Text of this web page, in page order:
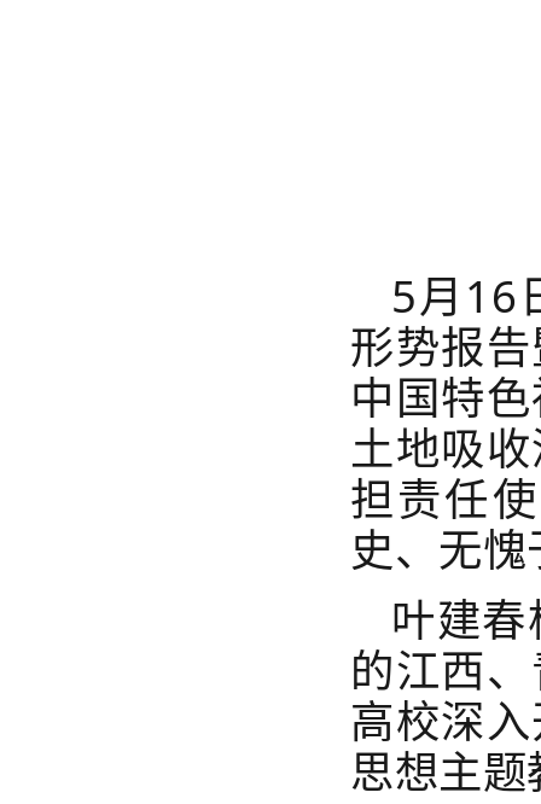
5月16
形势报
中国特
土地吸
担责任
史、无
叶建
的江西
高校深
思想主